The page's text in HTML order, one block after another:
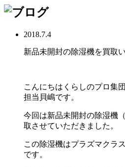
2018.7.4
新品未開封の除湿機を買取
こんにちはくらしのプロ集
担当貝嶋です。
今回は新品未開封の除湿機
取させていただきました。
この除湿機はプラズマクラ
です。